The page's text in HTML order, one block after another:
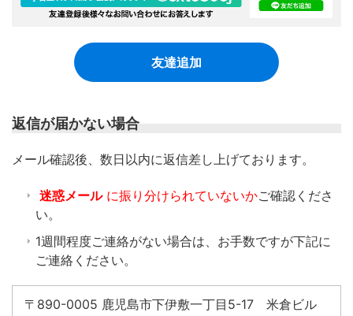
友達追加
返信が届かない場合
​メール確認後、数日以内に返信差し上げております。
迷惑メール に振り分けられていないかご確認くださ
い。
1週間程度ご連絡がない場合は、お手数ですが下記に
ご連絡ください。
〒890-0005 鹿児島市下伊敷一丁目5-17 米倉ビル